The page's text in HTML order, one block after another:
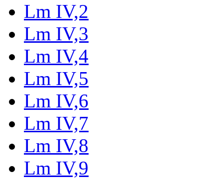
Lm IV,2
Lm IV,3
Lm IV,4
Lm IV,5
Lm IV,6
Lm IV,7
Lm IV,8
Lm IV,9